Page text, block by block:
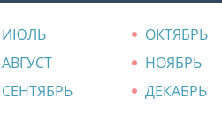
ИЮЛЬ
ОКТЯБРЬ
АВГУСТ
НОЯБРЬ
СЕНТЯБРЬ ДЕКАБРЬ